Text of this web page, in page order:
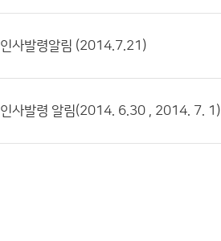
인사발령알림 (2014.7.21)
인사발령 알림(2014. 6.30 , 2014. 7. 1)